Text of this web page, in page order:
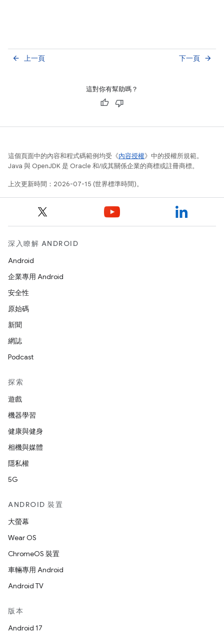
上一頁
arrow_back 下一頁 arrow_forward
這對你有幫助嗎？
這個頁面中的內容和程式碼範例均受《內容授權》中的授權所規範。
Java 與 OpenJDK 是 Oracle 和/或其關係企業的商標或註冊商標。
上次更新時間：2026-07-15 (世界標準時間)。
深入瞭解 ANDROID
Android
企業專用 Android
安全性
原始碼
新聞
網誌
Podcast
探索
遊戲
機器學習
健康與健身
相機與媒體
隱私權
5G
ANDROID 裝置
大螢幕
Wear OS
ChromeOS 裝置
車輛專用 Android
Android TV
版本
Android 17